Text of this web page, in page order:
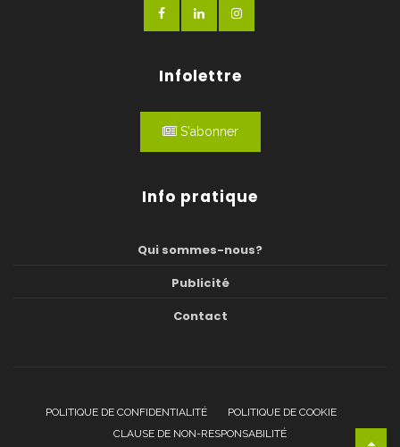
Infolettre
S'abonner
Info pratique
Qui sommes-nous?
Publicité
Contact
POLITIQUE DE CONFIDENTIALITÉ
POLITIQUE DE COOKIE
CLAUSE DE NON-RESPONSABILITÉ